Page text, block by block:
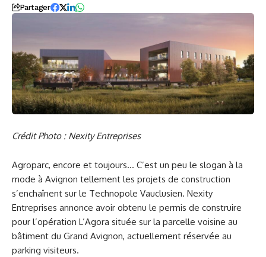
Partager
Crédit Photo : Nexity Entreprises
Agroparc, encore et toujours… C’est un peu le slogan à la
mode à Avignon tellement les projets de construction
s’enchaînent sur le Technopole Vauclusien. Nexity
Entreprises annonce avoir obtenu le permis de construire
pour l’opération L’Agora située sur la parcelle voisine au
bâtiment du Grand Avignon, actuellement réservée au
parking visiteurs.